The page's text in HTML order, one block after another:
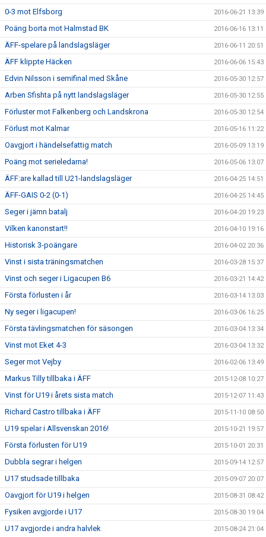
0-3 mot Elfsborg 2016-06-21 13:39
Poäng borta mot Halmstad BK 2016-06-16 13:11
ÄFF-spelare på landslagsläger 2016-06-11 20:51
ÄFF klippte Häcken 2016-06-06 15:43
Edvin Nilsson i semifinal med Skåne 2016-05-30 12:57
Arben Sfishta på nytt landslagsläger 2016-05-30 12:55
Förluster mot Falkenberg och Landskrona 2016-05-30 12:54
Förlust mot Kalmar 2016-05-16 11:22
Oavgjort i händelsefattig match 2016-05-09 13:19
Poäng mot serieledarna! 2016-05-06 13:07
ÄFF:are kallad till U21-landslagsläger 2016-04-25 14:51
ÄFF-GAIS 0-2 (0-1) 2016-04-25 14:45
Seger i jämn batalj 2016-04-20 19:23
Vilken kanonstart!! 2016-04-10 19:16
Historisk 3-poängare 2016-04-02 20:36
Vinst i sista träningsmatchen 2016-03-28 15:37
Vinst och seger i Ligacupen B6 2016-03-21 14:42
Första förlusten i år 2016-03-14 13:03
Ny seger i ligacupen! 2016-03-06 16:25
Första tävlingsmatchen för säsongen 2016-03-04 13:34
Vinst mot Eket 4-3 2016-03-04 13:32
Seger mot Vejby 2016-02-06 13:49
Markus Tilly tillbaka i ÄFF 2015-12-08 10:27
Vinst för U19 i årets sista match 2015-12-07 11:43
Richard Castro tillbaka i ÄFF 2015-11-10 08:50
U19 spelar i Allsvenskan 2016! 2015-10-21 19:57
Första förlusten för U19 2015-10-01 20:31
Dubbla segrar i helgen 2015-09-14 12:57
U17 studsade tillbaka 2015-09-07 20:07
Oavgjort för U19 i helgen 2015-08-31 08:42
Fysiken avgjorde i U17 2015-08-30 19:04
U17 avgjorde i andra halvlek 2015-08-24 21:04